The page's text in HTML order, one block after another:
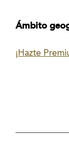
Ámbito
¡Hazte